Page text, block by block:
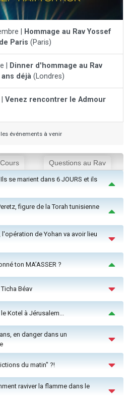
|
Hommage au Rav Yossef
Paris (Paris)
|
Dinner d'hommage au Rav
déjà (Londres)
Venez rencontrer le Admour
événements à venir
Cours Questions au Rav
Ils se marient dans 6 JOURS et ils
figure de la Torah tunisienne
l'opération de Yohan va avoir lieu
ton MA’ASSER ?
Béav
Kotel à Jérusalem...
en danger dans un
du matin" ?!
raviver la flamme dans le